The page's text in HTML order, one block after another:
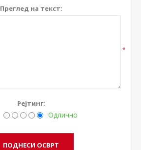
Преглед на текст:
*
Рејтинг:
Одлично